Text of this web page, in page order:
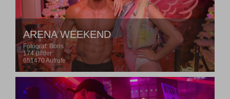
ARENA WEEKEND
Fotograf: Boris
174 Bilder
651470 Aufrufe